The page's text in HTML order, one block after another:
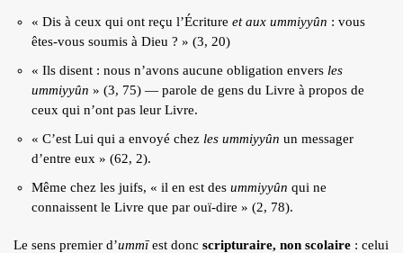
« Dis à ceux qui ont reçu l’Écriture et aux ummiyyûn : vous
êtes-vous soumis à Dieu ? » (3, 20)
« Ils disent : nous n’avons aucune obligation envers les
ummiyyûn » (3, 75) — parole de gens du Livre à propos de
ceux qui n’ont pas leur Livre.
« C’est Lui qui a envoyé chez les ummiyyûn un messager
d’entre eux » (62, 2).
Même chez les juifs, « il en est des ummiyyûn qui ne
connaissent le Livre que par ouï-dire » (2, 78).
Le sens premier d’ummīest donc scripturaire, non scolaire : celui